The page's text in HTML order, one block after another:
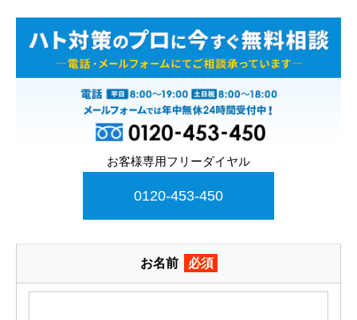
お客様専用フリーダイヤル
0120-453-450
お名前 必須